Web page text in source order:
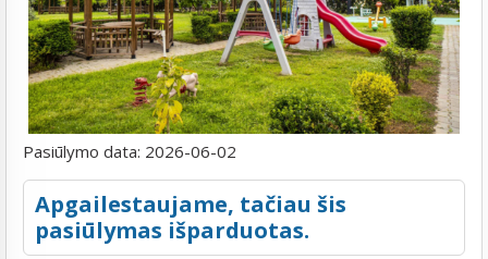
Pasiūlymo data: 2026-06-02
Apgailestaujame, tačiau šis
pasiūlymas išparduotas.